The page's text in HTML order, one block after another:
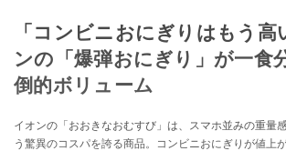
「コンビニおにぎりはもう高
ンの「爆弾おにぎり」が一食
倒的ボリューム
イオンの「おおきなおむすび」は、スマホ並みの重量
う驚異のコスパを誇る商品。コンビニおにぎりが値上